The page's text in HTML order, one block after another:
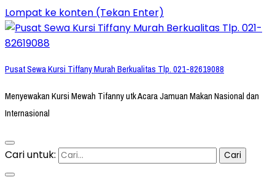
Lompat ke konten (Tekan Enter)
Pusat Sewa Kursi Tiffany Murah Berkualitas Tlp. 021-82619088
Menyewakan Kursi Mewah Tifanny utk Acara Jamuan Makan Nasional dan
Internasional
Cari untuk: